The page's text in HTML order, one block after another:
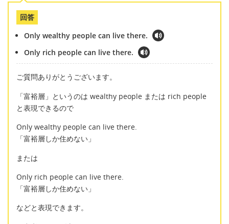
回答
Only wealthy people can live there.
Only rich people can live there.
ご質問ありがとうございます。
「富裕層」というのは wealthy people または rich people
と表現できるので
Only wealthy people can live there.
「富裕層しか住めない」
または
Only rich people can live there.
「富裕層しか住めない」
などと表現できます。